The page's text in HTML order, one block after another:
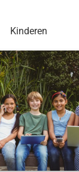
Kinderen